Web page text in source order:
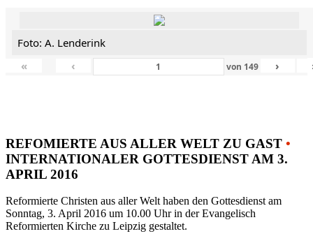
Foto: A. Lenderink
«
‹ von 149 ›
REFOMIERTE AUS ALLER WELT ZU GAST •
INTERNATIONALER GOTTESDIENST AM 3.
APRIL 2016
Reformierte Christen aus aller Welt haben den Gottesdienst am
Sonntag, 3. April 2016 um 10.00 Uhr in der Evangelisch
Reformierten Kirche zu Leipzig gestaltet.